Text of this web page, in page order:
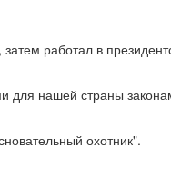
работал в
для нашей страны
охотник".